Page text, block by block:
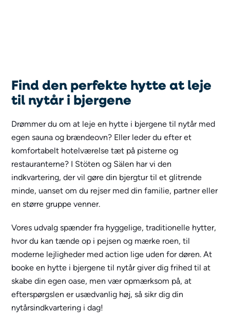
Find den perfekte hytte at leje
til nytår i bjergene
Drømmer du om at leje en hytte i bjergene til nytår med
egen sauna og brændeovn? Eller leder du efter et
komfortabelt hotelværelse tæt på pisterne og
restauranterne? I Stöten og Sälen har vi den
indkvartering, der vil gøre din bjergtur til et glitrende
minde, uanset om du rejser med din familie, partner eller
en større gruppe venner.
Vores udvalg spænder fra hyggelige, traditionelle hytter,
hvor du kan tænde op i pejsen og mærke roen, til
moderne lejligheder med action lige uden for døren. At
booke en hytte i bjergene til nytår giver dig frihed til at
skabe din egen oase, men vær opmærksom på, at
efterspørgslen er usædvanlig høj, så sikr dig din
nytårsindkvartering i dag!